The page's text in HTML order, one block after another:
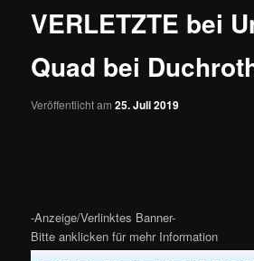
VERLETZTE bei
Quad bei
Veröffentlicht am25. Juli 2019
-Anzeige/Verlinktes Banner-
Bitte anklicken für mehr Information